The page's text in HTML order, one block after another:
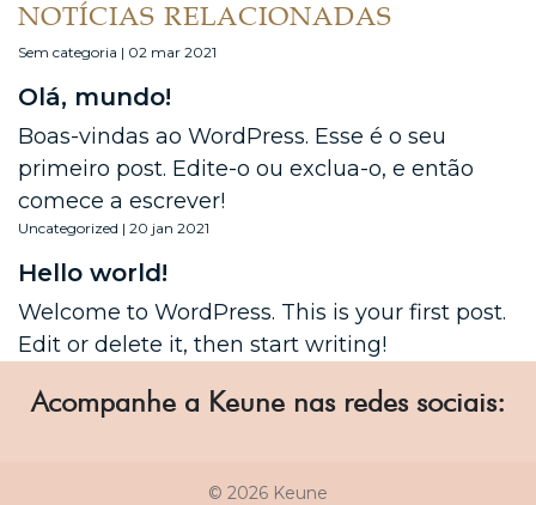
NOTÍCIAS RELACIONADAS
Sem categoria | 02 mar 2021
Olá, mundo!
Boas-vindas ao WordPress. Esse é o seu
primeiro post. Edite-o ou exclua-o, e então
comece a escrever!
Uncategorized | 20 jan 2021
Hello world!
Welcome to WordPress. This is your first post.
Edit or delete it, then start writing!
Acompanhe a Keune nas redes sociais:
© 2026 Keune